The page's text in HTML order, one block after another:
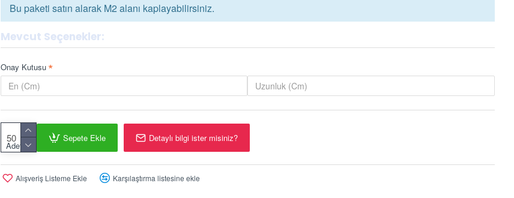
Mevcut Seçenekler:
Onay Kutusu
Adet
Sepete Ekle Detaylı bilgi ister misiniz?
Alışveriş Listeme Ekle Karşılaştırma listesine ekle
Bu paketi satın alarak M2 alanı kaplayabilirsiniz.